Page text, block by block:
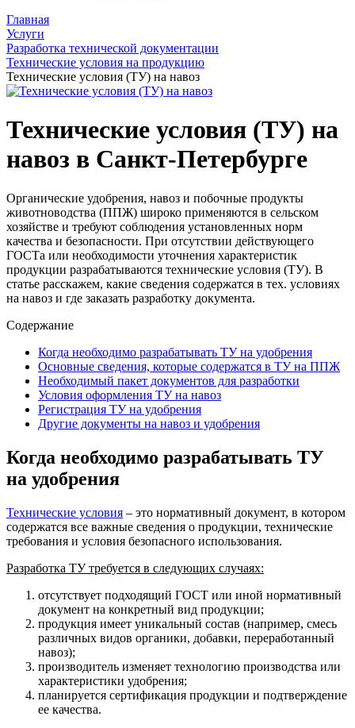
Главная
Услуги
Разработка технической документации
Технические условия на продукцию
Технические условия (ТУ) на навоз
Технические условия (ТУ) на
навоз в Санкт-Петербурге
Органические удобрения, навоз и побочные продукты
животноводства (ППЖ) широко применяются в сельском
хозяйстве и требуют соблюдения установленных норм
качества и безопасности. При отсутствии действующего
ГОСТа или необходимости уточнения характеристик
продукции разрабатываются технические условия (ТУ). В
статье расскажем, какие сведения содержатся в тех. условиях
на навоз и где заказать разработку документа.
Содержание
Когда необходимо разрабатывать ТУ на удобрения
Основные сведения, которые содержатся в ТУ на ППЖ
Необходимый пакет документов для разработки
Условия оформления ТУ на навоз
Регистрация ТУ на удобрения
Другие документы на навоз и удобрения
Когда необходимо разрабатывать ТУ
на удобрения
Технические условия – это нормативный документ, в котором
содержатся все важные сведения о продукции, технические
требования и условия безопасного использования.
Разработка ТУ требуется в следующих случаях:
отсутствует подходящий ГОСТ или иной нормативный
документ на конкретный вид продукции;
продукция имеет уникальный состав (например, смесь
различных видов органики, добавки, переработанный
навоз);
производитель изменяет технологию производства или
характеристики удобрения;
планируется сертификация продукции и подтверждение
ее качества.